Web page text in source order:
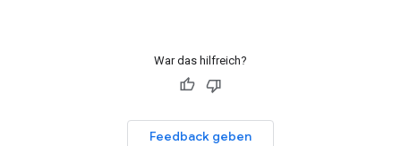
War das hilfreich?
Feedback geben